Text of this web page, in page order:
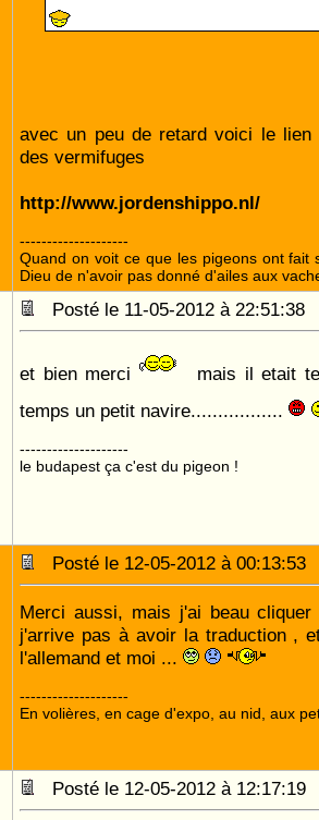
avec un peu de retard voici le lien
des vermifuges
http://www.jordenshippo.nl/
--------------------
Quand on voit ce que les pigeons ont fait
Dieu de n'avoir pas donné d'ailes aux
Posté le 11-05-2012 à
et bien merci
mais il etait
temps un petit navire.................
--------------------
le budapest ça c'est du pigeon !
Posté le 12-05-2012 à
Merci aussi, mais j'ai beau
j'arrive pas à avoir la traduction ,
l'allemand et moi ...
--------------------
En volières, en cage d'expo, au nid, aux
Posté le 12-05-2012 à